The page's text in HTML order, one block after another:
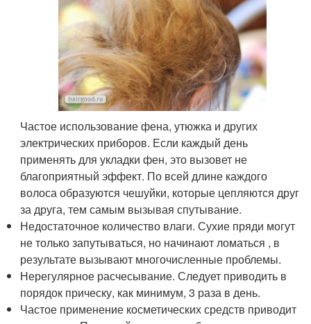
Частое использование фена, утюжка и других
электрических приборов. Если каждый день
применять для укладки фен, это вызовет не
благоприятный эффект. По всей длине каждого
волоса образуются чешуйки, которые цепляются друг
за друга, тем самым вызывая спутывание.
Недостаточное количество влаги. Сухие пряди могут
не только запутываться, но начинают ломаться , в
результате вызывают многочисленные проблемы.
Нерегулярное расчесывание. Следует приводить в
порядок прическу, как минимум, 3 раза в день.
Частое применение косметических средств приводит